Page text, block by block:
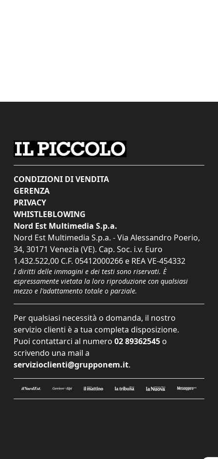
CONDIZIONI DI VENDITA
GERENZA
PRIVACY
WHISTLEBLOWING
Nord Est Multimedia S.p.a.
Nord Est Multimedia S.p.a. - Via Alessandro Poerio,
34, 30171 Venezia (VE). Cap. Soc. i.v. Euro
1.432.522,00 C.F. 05412000266 e REA VE-454332
I diritti delle immagini e dei testi sono riservati. È
espressamente vietata la loro riproduzione con qualsiasi
mezzo e l'adattamento totale o parziale.
Per qualsiasi necessità o domanda, il nostro
servizio clienti è a tua completa disposizione.
Puoi contattarci al numero 02 89362545 o
scrivendo una mail a
servizioclienti@grupponem.it.